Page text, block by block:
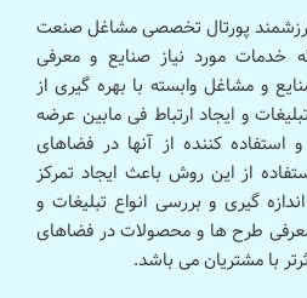
ارزشمند پورتال تخصصی مشاغل صنعت
خدمات مورد نیاز صنایع و معرفی
و مشاغل وابسته با بهره گیری از
و ایجاد ارتباط فی مابین عرضه
کننده از آنها در فضاهای
از این روش باعث ایجاد تمرکز
گیری و بررسی انواع تبلیغات و
معرفی طرح ها و محصولات در فضاهای
با مشتریان می باشد.